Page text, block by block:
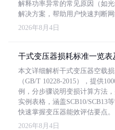
解释功率异常的常见原因（如
解决方案，帮助用户快速判断网
2026年8月4日
干式变压器损耗标准一览表
本文详细解析干式变压器空载
（GB/T 10228-2015），提供
例，分步骤说明变损计算方法
实例表格，涵盖SCB10/SCB13
快速掌握变压器能效评估要点。
2026年8月4日